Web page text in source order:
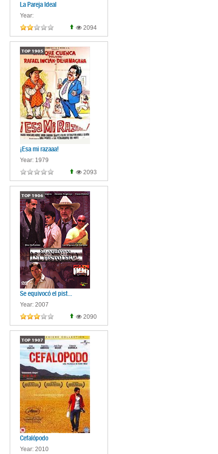
La Pareja Ideal
Year:
2094
TOP 1905
¡Esa mi razaaa!
Year: 1979
2093
TOP 1906
Se equivocó el pist...
Year: 2007
2090
TOP 1907
Cefalópodo
Year: 2010